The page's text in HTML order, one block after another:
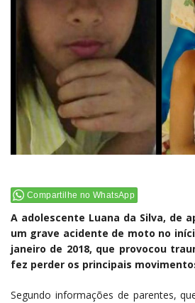
Compartilhe no WhatsApp
A adolescente Luana da Silva, de
um grave acidente de moto no
janeiro de 2018, que provocou
fez perder os principais
Segundo informações de parentes,